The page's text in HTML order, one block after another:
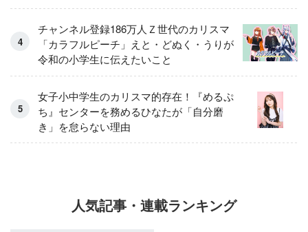
チャンネル登録186万人Ｚ世代のカリスマ
「カラフルピーチ」えと・どぬく・うりが
令和の小学生に伝えたいこと
女子小中学生のカリスマ的存在！『めるぷ
ち』センターを務めるひなたが「自分磨
き」を怠らない理由
人気記事・連載ランキング